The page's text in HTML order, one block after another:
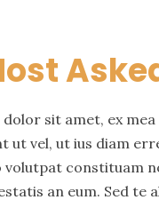
sit amet, ex
ut vel, ut ius diam
constituam
an eum. Sed te